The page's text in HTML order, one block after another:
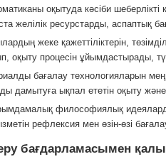
оқытуда кәсіби
желілік ресурстарды, аспаптық
жеке қажеттіліктерін,
оқыту процесін ұйымдастырады,
бағалау технологияларын
дамытуға ықпал ететін оқыту
философиялық
рефлексия мен өзін-өзі
бағдарламасымен